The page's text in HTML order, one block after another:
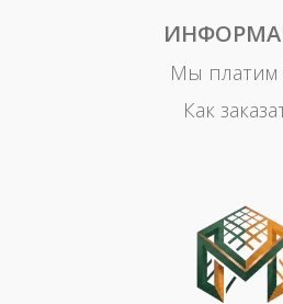
Мы платим
Как